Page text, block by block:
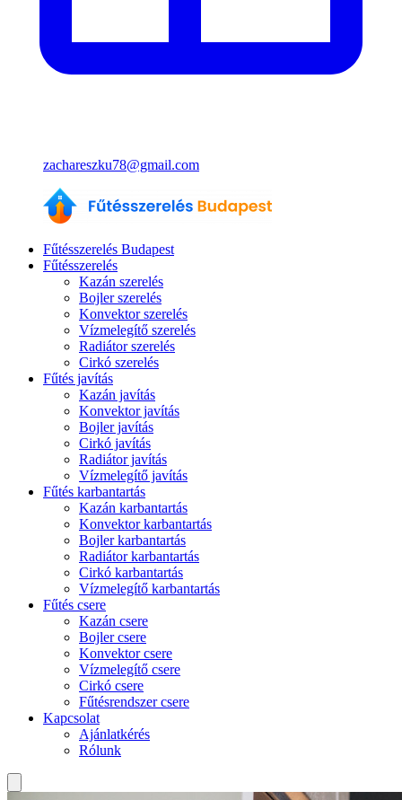
zachareszku78@gmail.com
Fűtésszerelés Budapest
Fűtésszerelés
Kazán szerelés
Bojler szerelés
Konvektor szerelés
Vízmelegítő szerelés
Radiátor szerelés
Cirkó szerelés
Fűtés javítás
Kazán javítás
Konvektor javítás
Bojler javítás
Cirkó javítás
Radiátor javítás
Vízmelegítő javítás
Fűtés karbantartás
Kazán karbantartás
Konvektor karbantartás
Bojler karbantartás
Radiátor karbantartás
Cirkó karbantartás
Vízmelegítő karbantartás
Fűtés csere
Kazán csere
Bojler csere
Konvektor csere
Vízmelegítő csere
Cirkó csere
Fűtésrendszer csere
Kapcsolat
Ajánlatkérés
Rólunk